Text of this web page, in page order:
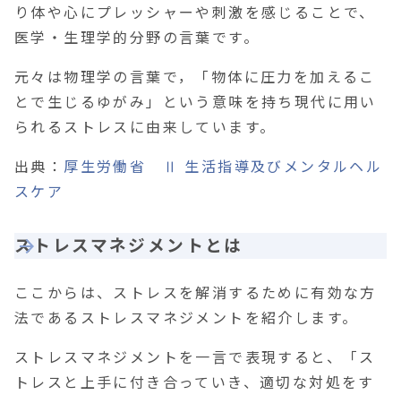
り体や心にプレッシャーや刺激を感じることで、
医学・生理学的分野の言葉 で す。
元々は物理学の言葉で，「物体に圧力を加えるこ
とで生じるゆがみ」という意味を持ち現代に用い
られるストレスに由来しています。
出典： 厚生労働省 Ⅱ 生活指導及びメンタルヘル
スケア
ストレスマネジメントとは
ここからは、ストレスを解消するために有効な方
法であるストレスマネジメントを紹介します。
ストレスマネジメントを一言で表現すると、
「ス
トレスと上手に付き合っていき、適切な対処をす